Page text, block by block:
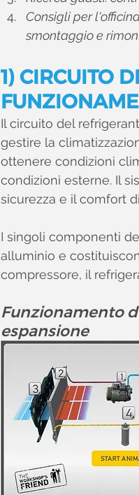
Consigli per
smontaggio e
1) CIRCUITO
Il circuito del
gestire la
ottenere condizioni
condizioni esterne. Il
sicurezza e il comfort
I singoli componenti
alluminio e
compressore, il
Funzionamento
espansione